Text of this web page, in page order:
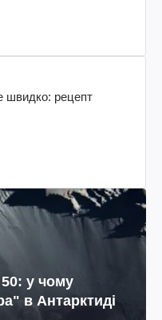
швидко: рецепт
у чому
в Антарктиді